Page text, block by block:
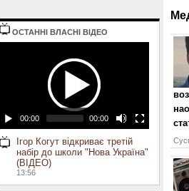
ОСТАННI ВЛАСНI ВIДЕО
00:00 00:00
Ігор Когут відкриває третій
набір до школи "Нова Україна"
(ВІДЕО)
13:56